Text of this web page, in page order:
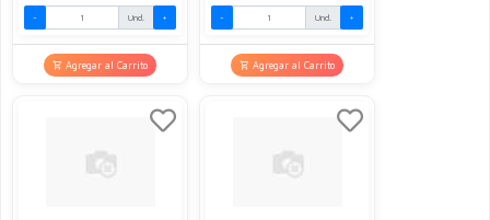
- Und. +
Agregar al Carrito
- Und. +
Agregar al Carrito